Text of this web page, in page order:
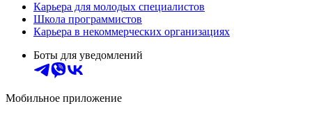
Карьера для молодых специалистов
Школа программистов
Карьера в некоммерческих организациях
Боты для уведомлений
Мобильное приложение